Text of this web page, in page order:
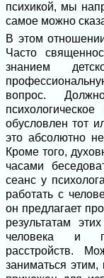
психикой, мы
самое можно
В этом
Часто
знанием
вопрос.
обусловлен тот
это абсолютно
Кроме того,
часами
сеанс у
работать с
он предлагает
результатам
человека и
расстройств.
заниматься